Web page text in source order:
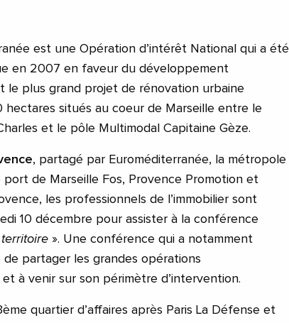
est une Opération d’intérêt National qui a été
en 2007 en faveur du développement
le plus grand projet de rénovation urbaine
hectares situés au coeur de Marseille entre le
et le pôle Multimodal Capitaine Gèze.
, partagé par Euroméditerranée, la métropole
port de Marseille Fos, Provence Promotion et
les professionnels de l’immobilier sont
10 décembre pour assister à la conférence
». Une conférence qui a notamment
de partager les grandes opérations
à venir sur son périmètre d’intervention.
quartier d’affaires après Paris La Défense et